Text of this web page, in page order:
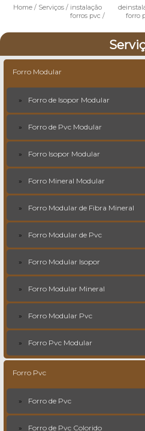
Home Serviços
instalação de
forros pvc
forro
Forro Modular
Forro de Isopor Modular
Forro de Pvc Modular
Forro Isopor Modular
Forro Mineral Modular
Forro Modular de Fibra Mineral
Forro Modular de Pvc
Forro Modular Isopor
Forro Modular Mineral
Forro Modular Pvc
Forro Pvc Modular
Forro Pvc
Forro de Pvc
Forro de Pvc Colorido